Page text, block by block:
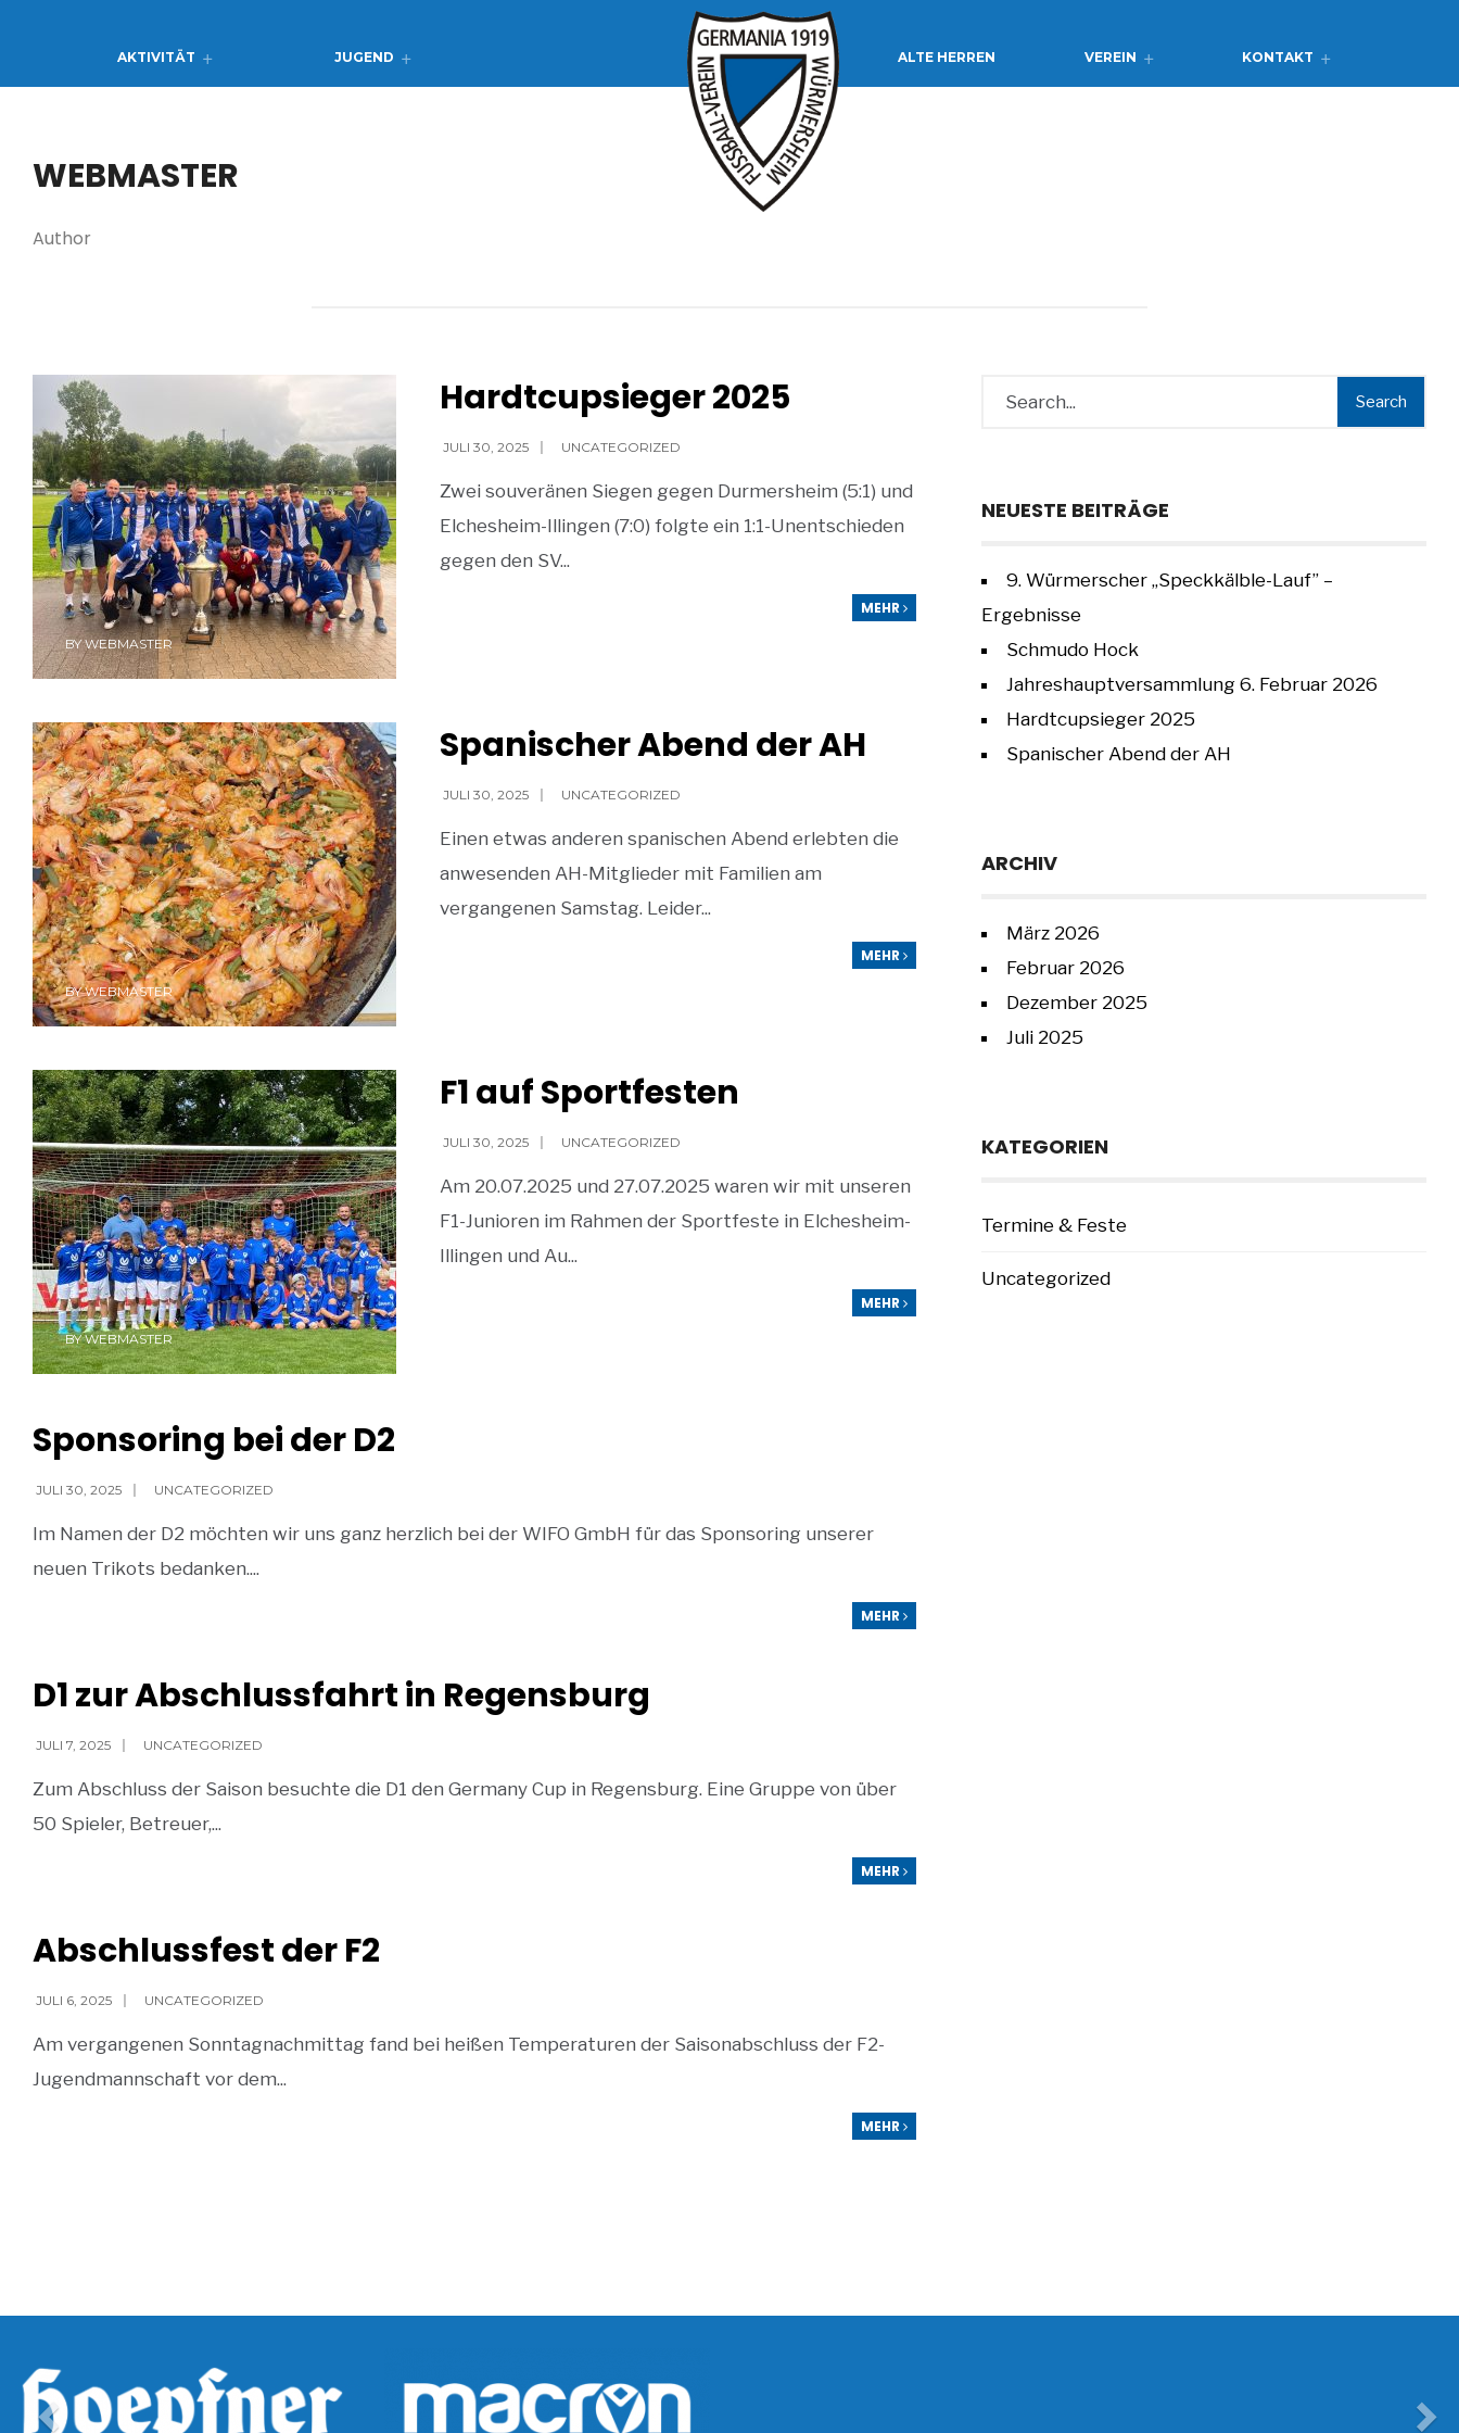
AKTIVITÄT JUGEND ALTE HERREN VEREIN KONTAKT
WEBMASTER
Author
BYWEBMASTER
Hardtcupsieger 2025
JULI 30, 2025 UNCATEGORIZED
Zwei souveränen Siegen gegen Durmersheim (5:1) und
Elchesheim-Illingen (7:0) folgte ein 1:1-Unentschieden
gegen den SV...
MEHR
BYWEBMASTER
Spanischer Abend der AH
JULI 30, 2025 UNCATEGORIZED
Einen etwas anderen spanischen Abend erlebten die
anwesenden AH-Mitglieder mit Familien am
vergangenen Samstag. Leider...
MEHR
BYWEBMASTER
F1 auf Sportfesten
JULI 30, 2025 UNCATEGORIZED
Am 20.07.2025 und 27.07.2025 waren wir mit unseren
F1-Junioren im Rahmen der Sportfeste in Elchesheim-
Illingen und Au...
MEHR
Sponsoring bei der D2
JULI 30, 2025 UNCATEGORIZED
Im Namen der D2 möchten wir uns ganz herzlich bei der WIFO GmbH für das Sponsoring unserer
neuen Trikots bedanken....
MEHR
D1 zur Abschlussfahrt in Regensburg
JULI 7, 2025 UNCATEGORIZED
Zum Abschluss der Saison besuchte die D1 den Germany Cup in Regensburg. Eine Gruppe von über
50 Spieler, Betreuer,...
MEHR
Abschlussfest der F2
JULI 6, 2025 UNCATEGORIZED
Am vergangenen Sonntagnachmittag fand bei heißen Temperaturen der Saisonabschluss der F2-
Jugendmannschaft vor dem...
MEHR
Search
NEUESTE BEITRÄGE
9. Würmerscher „Speckkälble-Lauf” –
Ergebnisse
Schmudo Hock
Jahreshauptversammlung 6. Februar 2026
Hardtcupsieger 2025
Spanischer Abend der AH
ARCHIV
März 2026
Februar 2026
Dezember 2025
Juli 2025
KATEGORIEN
Termine & Feste
Uncategorized